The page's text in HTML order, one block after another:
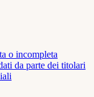
o incompleta
da parte dei titolari